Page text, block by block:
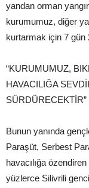
yandan orman
kurumumuz, diğer
kurtarmak için 7
“KURUMUMUZ,
HAVACILIĞA
SÜRDÜRECEKTİR”
Bunun yanında
Paraşüt, Serbest
havacılığa
yüzlerce Silivrili